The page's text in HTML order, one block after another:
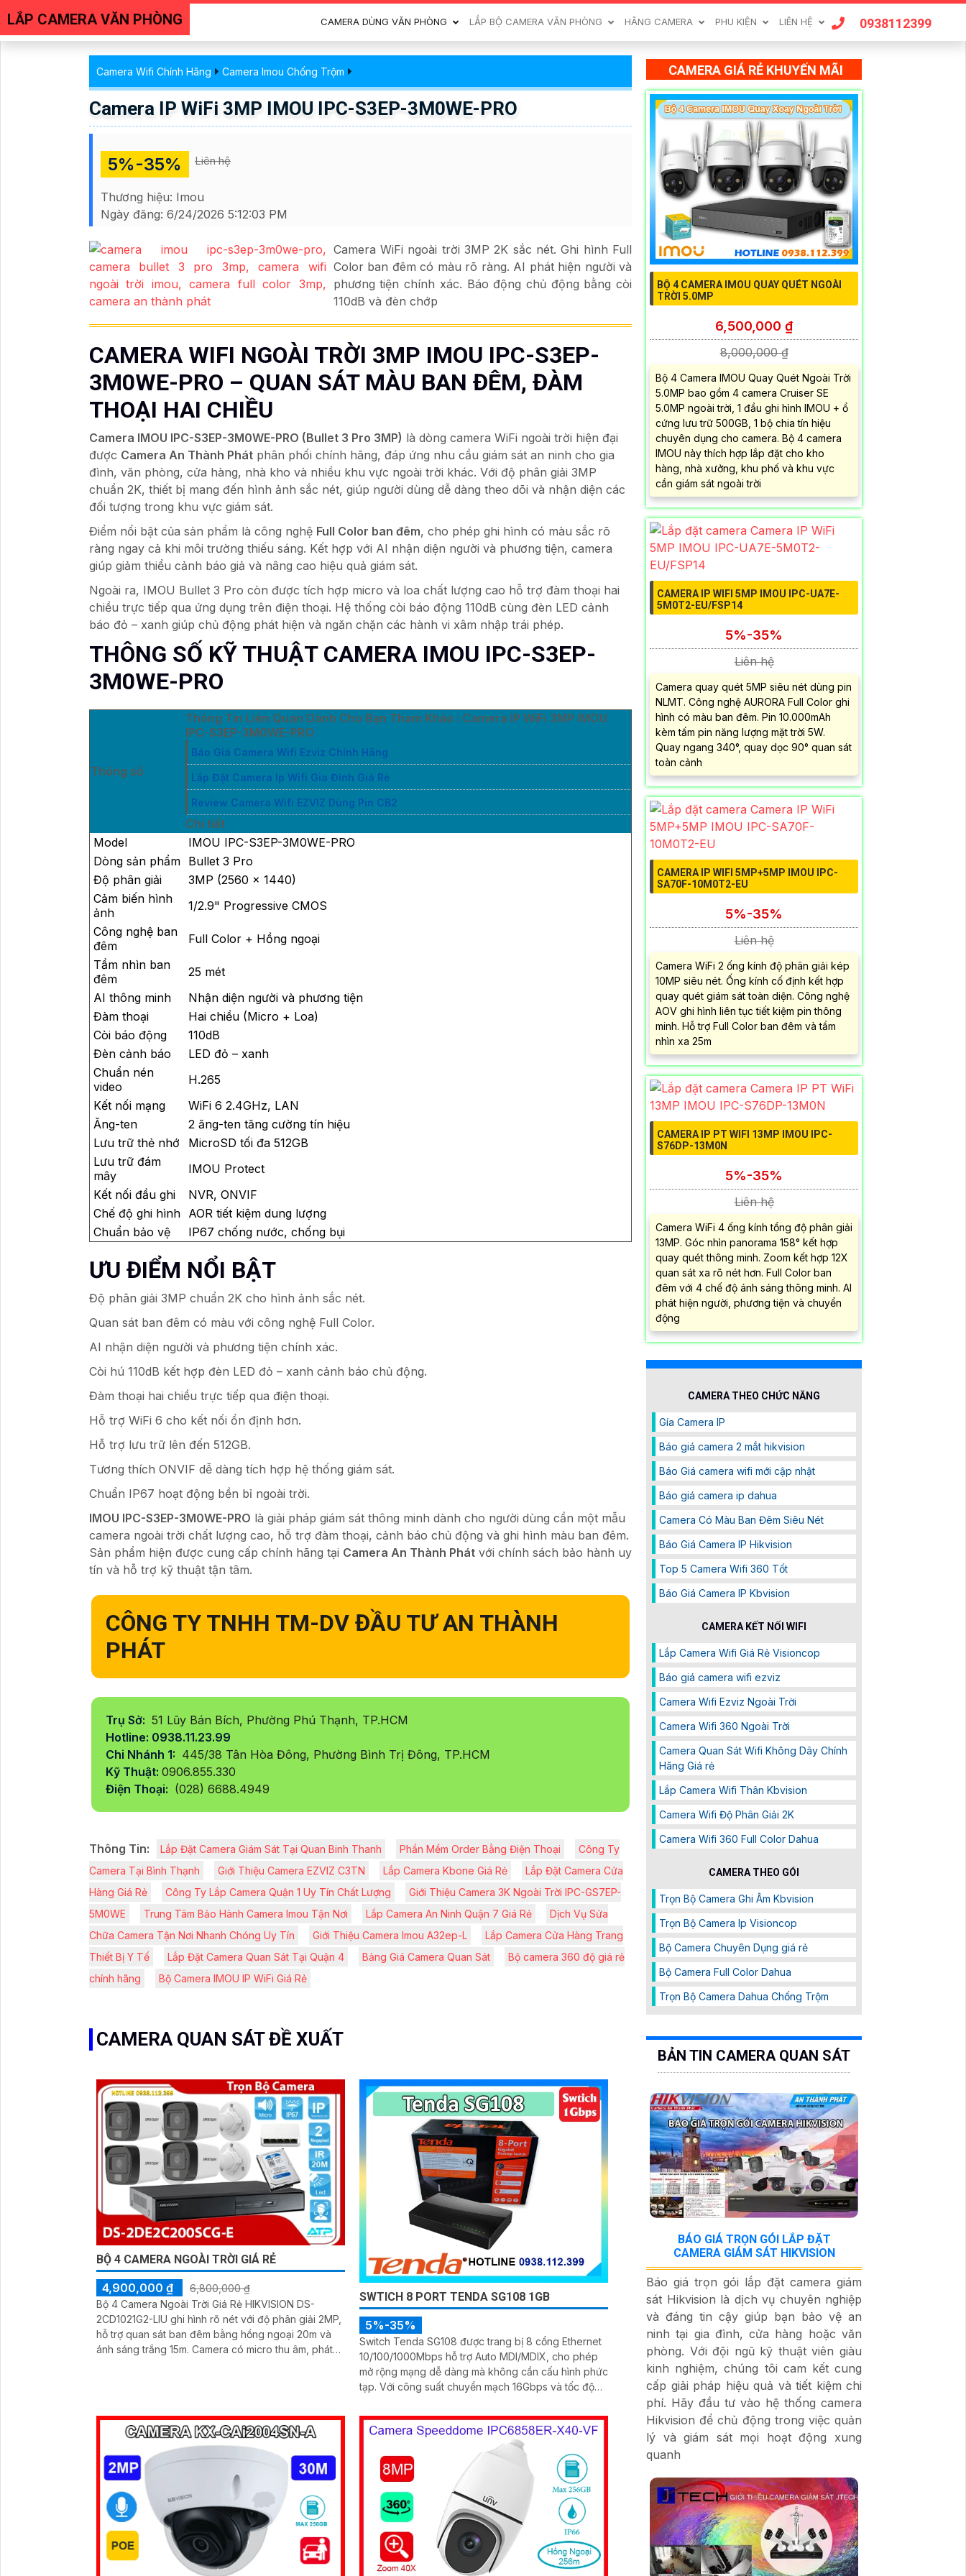
LẮP CAMERA VĂN PHÒNG CAMERA DÙNG VĂN PHÒNG LẮP BỘ CAMERA VĂN PHÒNG HÃNG CAMERA PHU KIỆN LIÊN HỆ 0938112399
Camera Wifi Chính Hãng Camera Imou Chống Trộm
Camera IP WiFi 3MP IMOU IPC-S3EP-3M0WE-PRO
5%-35% Liên hệ
Thương hiệu: Imou
Ngày đăng: 6/24/2026 5:12:03 PM
Camera WiFi ngoài trời 3MP 2K sắc nét. Ghi hình Full
Color ban đêm có màu rõ ràng. AI phát hiện người và
phương tiện chính xác. Báo động chủ động bằng còi
110dB và đèn chớp
CAMERA WIFI NGOÀI TRỜI 3MP IMOU IPC-S3EP-
3M0WE-PRO – QUAN SÁT MÀU BAN ĐÊM, ĐÀM
THOẠI HAI CHIỀU
Camera IMOU IPC-S3EP-3M0WE-PRO (Bullet 3 Pro 3MP) là dòng camera WiFi ngoài trời hiện đại
được Camera An Thành Phát phân phối chính hãng, đáp ứng nhu cầu giám sát an ninh cho gia
đình, văn phòng, cửa hàng, nhà kho và nhiều khu vực ngoài trời khác. Với độ phân giải 3MP
chuẩn 2K, thiết bị mang đến hình ảnh sắc nét, giúp người dùng dễ dàng theo dõi và nhận diện các
đối tượng trong khu vực giám sát.
Điểm nổi bật của sản phẩm là công nghệ Full Color ban đêm, cho phép ghi hình có màu sắc rõ
ràng ngay cả khi môi trường thiếu sáng. Kết hợp với AI nhận diện người và phương tiện, camera
giúp giảm thiểu cảnh báo giả và nâng cao hiệu quả giám sát.
Ngoài ra, IMOU Bullet 3 Pro còn được tích hợp micro và loa chất lượng cao hỗ trợ đàm thoại hai
chiều trực tiếp qua ứng dụng trên điện thoại. Hệ thống còi báo động 110dB cùng đèn LED cảnh
báo đỏ – xanh giúp chủ động phát hiện và ngăn chặn các hành vi xâm nhập trái phép.
THÔNG SỐ KỸ THUẬT CAMERA IMOU IPC-S3EP-
3M0WE-PRO
Thông số
Thông Tin Liên Quan Dành Cho Bạn Tham Khảo : Camera IP WiFi 3MP IMOU
IPC-S3EP-3M0WE-PRO
Báo Giá Camera Wifi Ezviz Chính Hãng
Lắp Đặt Camera Ip Wifi Gia Đình Giá Rẻ
Review Camera Wifi EZVIZ Dùng Pin CB2
Chi tiết
Model
IMOU IPC-S3EP-3M0WE-PRO
Dòng sản phẩm Bullet 3 Pro
Độ phân giải
3MP (2560 × 1440)
Cảm biến hình
ảnh
1/2.9" Progressive CMOS
Công nghệ ban
đêm
Full Color + Hồng ngoại
Tầm nhìn ban
đêm
25 mét
AI thông minh
Nhận diện người và phương tiện
Đàm thoại
Hai chiều (Micro + Loa)
Còi báo động
110dB
Đèn cảnh báo
LED đỏ – xanh
Chuẩn nén
video
H.265
Kết nối mạng
WiFi 6 2.4GHz, LAN
Ăng-ten
2 ăng-ten tăng cường tín hiệu
Lưu trữ thẻ nhớ
MicroSD tối đa 512GB
Lưu trữ đám
mây
IMOU Protect
Kết nối đầu ghi
NVR, ONVIF
Chế độ ghi hình AOR tiết kiệm dung lượng
Chuẩn bảo vệ
IP67 chống nước, chống bụi
ƯU ĐIỂM NỔI BẬT
Độ phân giải 3MP chuẩn 2K cho hình ảnh sắc nét.
Quan sát ban đêm có màu với công nghệ Full Color.
AI nhận diện người và phương tiện chính xác.
Còi hú 110dB kết hợp đèn LED đỏ – xanh cảnh báo chủ động.
Đàm thoại hai chiều trực tiếp qua điện thoại.
Hỗ trợ WiFi 6 cho kết nối ổn định hơn.
Hỗ trợ lưu trữ lên đến 512GB.
Tương thích ONVIF dễ dàng tích hợp hệ thống giám sát.
Chuẩn IP67 hoạt động bền bỉ ngoài trời.
IMOU IPC-S3EP-3M0WE-PRO là giải pháp giám sát thông minh dành cho người dùng cần một mẫu
camera ngoài trời chất lượng cao, hỗ trợ đàm thoại, cảnh báo chủ động và ghi hình màu ban đêm.
Sản phẩm hiện được cung cấp chính hãng tại Camera An Thành Phát với chính sách bảo hành uy
tín và hỗ trợ kỹ thuật tận tâm.
CÔNG TY TNHH TM-DV ĐẦU TƯ AN THÀNH
PHÁT
Trụ Sở: 51 Lũy Bán Bích, Phường Phú Thạnh, TP.HCM
Hotline: 0938.11.23.99
Chi Nhánh 1: 445/38 Tân Hòa Đông, Phường Bình Trị Đông, TP.HCM
Kỹ Thuật: 0906.855.330
Điện Thoại: (028) 6688.4949
Thông Tin: Lắp Đặt Camera Giám Sát Tại Quan Binh Thanh Phần Mềm Order Bằng Điện Thoại
Công Ty
Camera Tại Bình Thạnh
Giới Thiệu Camera EZVIZ C3TN Lắp Camera Kbone Giá Rẻ
Lắp Đặt Camera Cửa
Hàng Giá Rẻ
Công Ty Lắp Camera Quận 1 Uy Tín Chất Lượng
Giới Thiệu Camera 3K Ngoài Trời IPC-GS7EP-
5M0WE
Trung Tâm Bảo Hành Camera Imou Tận Nơi Lắp Camera An Ninh Quận 7 Giá Rẻ
Dịch Vụ Sửa
Chữa Camera Tận Nơi Nhanh Chóng Uy Tín
Giới Thiệu Camera Imou A32ep-L
Lắp Camera Cửa Hàng Trang
Thiết Bị Y Tế
Lắp Đặt Camera Quan Sát Tại Quận 4 Bảng Giá Camera Quan Sát
Bộ camera 360 độ giá rẻ
chính hãng
Bộ Camera IMOU IP WiFi Giá Rẻ
CAMERA QUAN SÁT ĐỀ XUẤT
BỘ 4 CAMERA NGOÀI TRỜI GIÁ RẺ
4,900,000 ₫
6,800,000 ₫
Bộ 4 Camera Ngoài Trời Giá Rẻ HIKVISION DS-
2CD1021G2-LIU ghi hình rõ nét với độ phân giải 2MP,
hỗ trợ quan sát ban đêm bằng hồng ngoại 20m và
ánh sáng trắng 15m. Camera có micro thu âm, phát
SWTICH 8 PORT TENDA SG108 1GB
5%-35%
Switch Tenda SG108 được trang bị 8 cổng Ethernet
10/100/1000Mbps hỗ trợ Auto MDI/MDIX, cho phép
mở rộng mạng dễ dàng mà không cần cấu hình phức
tạp. Với công suất chuyển mạch 16Gbps và tốc độ
thông mạng luôn mạnh mẽ
CAMERA GIÁ RẺ KHUYẾN MÃI
BỘ 4 CAMERA IMOU QUAY QUÉT NGOÀI
TRỜI 5.0MP
6,500,000 ₫
8,000,000 ₫
Bộ 4 Camera IMOU Quay Quét Ngoài Trời
5.0MP bao gồm 4 camera Cruiser SE
5.0MP ngoài trời, 1 đầu ghi hình IMOU + ổ
cứng lưu trữ 500GB, 1 bộ chia tín hiệu
chuyên dụng cho camera. Bộ 4 camera
IMOU này thích hợp lắp đặt cho kho
hàng, nhà xưởng, khu phố và khu vực
cần giám sát ngoài trời
CAMERA IP WIFI 5MP IMOU IPC-UA7E-
5M0T2-EU/FSP14
5%-35%
Liên hệ
Camera quay quét 5MP siêu nét dùng pin
NLMT. Công nghệ AURORA Full Color ghi
hình có màu ban đêm. Pin 10.000mAh
kèm tấm pin năng lượng mặt trời 5W.
Quay ngang 340°, quay dọc 90° quan sát
toàn cảnh
CAMERA IP WIFI 5MP+5MP IMOU IPC-
SA70F-10M0T2-EU
5%-35%
Liên hệ
Camera WiFi 2 ống kính độ phân giải kép
10MP siêu nét. Ống kính cố định kết hợp
quay quét giám sát toàn diện. Công nghệ
AOV ghi hình liên tục tiết kiệm pin thông
minh. Hỗ trợ Full Color ban đêm và tầm
nhìn xa 25m
CAMERA IP PT WIFI 13MP IMOU IPC-
S76DP-13M0N
5%-35%
Liên hệ
Camera WiFi 4 ống kính tổng độ phân giải
13MP. Góc nhìn panorama 158° kết hợp
quay quét thông minh. Zoom kết hợp 12X
quan sát xa rõ nét hơn. Full Color ban
đêm với 4 chế độ ánh sáng thông minh. AI
phát hiện người, phương tiện và chuyển
động
CAMERA THEO CHỨC NĂNG
Gía Camera IP
Báo giá camera 2 mắt hikvision
Báo Giá camera wifi mới cập nhật
Báo giá camera ip dahua
Camera Có Màu Ban Đêm Siêu Nét
Báo Giá Camera IP Hikvision
Top 5 Camera Wifi 360 Tốt
Báo Giá Camera IP Kbvision
CAMERA KẾT NỐI WIFI
Lắp Camera Wifi Giá Rẻ Visioncop
Báo giá camera wifi ezviz
Camera Wifi Ezviz Ngoài Trời
Camera Wifi 360 Ngoài Trời
Camera Quan Sát Wifi Không Dây Chính
Hãng Giá rẻ
Lắp Camera Wifi Thân Kbvision
Camera Wifi Độ Phân Giải 2K
Camera Wifi 360 Full Color Dahua
CAMERA THEO GÓI
Trọn Bộ Camera Ghi Âm Kbvision
Trọn Bộ Camera Ip Visioncop
Bộ Camera Chuyên Dụng giá rẻ
Bộ Camera Full Color Dahua
Trọn Bộ Camera Dahua Chống Trộm
BẢN TIN CAMERA QUAN SÁT
BÁO GIÁ TRỌN GÓI LẮP ĐẶT
CAMERA GIÁM SÁT HIKVISION
Báo giá trọn gói lắp đặt camera giám
sát Hikvision là dịch vụ chuyên nghiệp
và đáng tin cậy giúp bạn bảo vệ an
ninh tại gia đình, cửa hàng hoặc văn
phòng. Với đội ngũ kỹ thuật viên giàu
kinh nghiệm, chúng tôi cam kết cung
cấp giải pháp hiệu quả và tiết kiệm chi
phí. Hãy đầu tư vào hệ thống camera
Hikvision để chủ động trong việc quản
lý và giám sát mọi hoạt động xung
quanh